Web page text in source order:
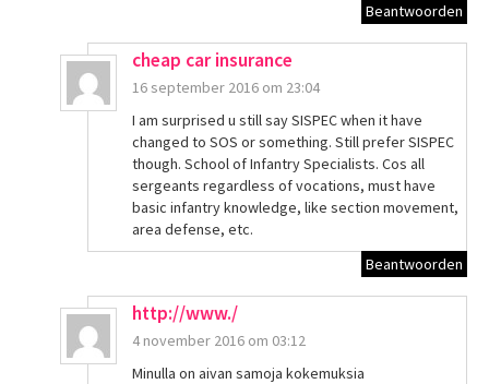
Beantwoorden
cheap car insurance
16 september 2016 om 23:04
I am surprised u still say SISPEC when it have
changed to SOS or something. Still prefer SISPEC
though. School of Infantry Specialists. Cos all
sergeants regardless of vocations, must have
basic infantry knowledge, like section movement,
area defense, etc.
Beantwoorden
http://www./
4 november 2016 om 03:12
Minulla on aivan samoja kokemuksia